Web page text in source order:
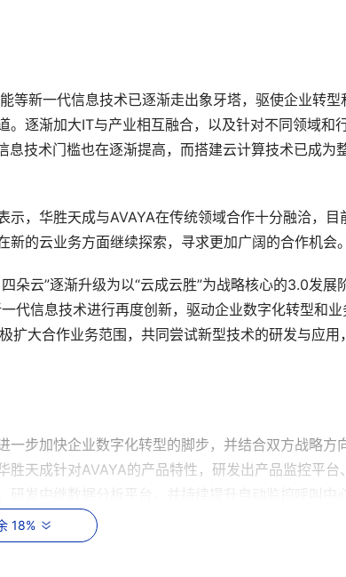
等新一代信息技术已逐渐走出象牙塔，驱使企业转型
逐渐加大IT与产业相互融合，以及针对不同领域和
技术门槛也在逐渐提高，而搭建云计算技术已成为
，华胜天成与AVAYA在传统领域合作十分融洽，目
的云业务方面继续探索，寻求更加广阔的合作机会。
朵云”逐渐升级为以“云成云胜”为战略核心的3.0发展
代信息技术进行再度创新，驱动企业数字化转型和业
扩大合作业务范围，共同尝试新型技术的研发与应用
步加快企业数字化转型的脚步，并结合双方战略方
天成针对AVAYA的产品特性，研发出产品监控平台
、语音识别和大数据分析等技术，与企业级IT架构相
18%